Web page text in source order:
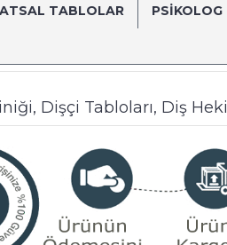
TABLOLAR
TÜRKİYE'NİN
Dişçi Tabloları, Diş